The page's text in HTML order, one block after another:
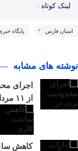
لینک کوتاه :
استان فارس پایگاه
نوشته های مشابه
اجرای
از ۱۱ مرداد
کاهش